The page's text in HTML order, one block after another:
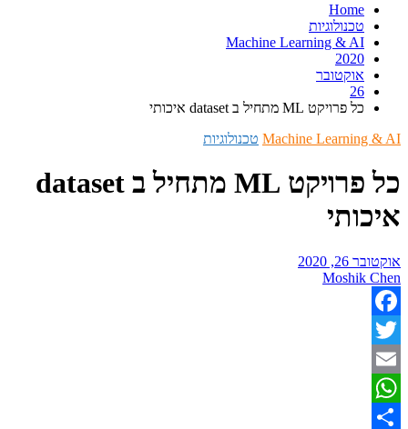
Home
טכנולוגיות
Machine Learning & AI
2020
אוקטובר
כל פרויקט ML מתחיל ב dataset איכותי
Machine טכנולוגיות
כל פרויקט ML מתחיל ב dataset
2020
Moshik